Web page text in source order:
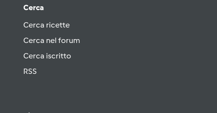
Cerca
Cerca ricette
Cerca nel forum
Cerca iscritto
RSS